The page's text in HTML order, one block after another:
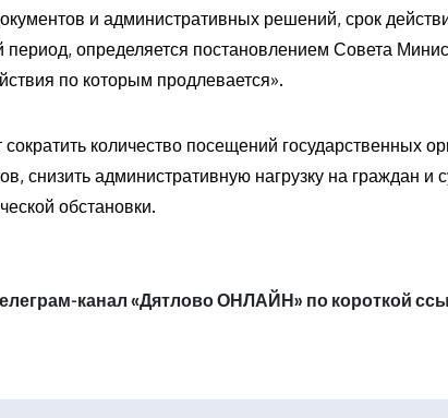
и административных решений, срок
период, определяется постановлением Совета
по которым продлевается».
количество посещений государственных
снизить административную нагрузку на граждан и
обстановки.
канал «Дятлово ОНЛАЙН» по короткой